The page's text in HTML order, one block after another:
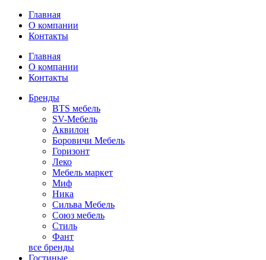
Главная
О компании
Контакты
Главная
О компании
Контакты
Бренды
BTS мебель
SV-Мебель
Аквилон
Боровичи Мебель
Горизонт
Леко
Мебель маркет
Миф
Ника
Сильва Мебель
Союз мебель
Стиль
Фант
все бренды
Гостиные